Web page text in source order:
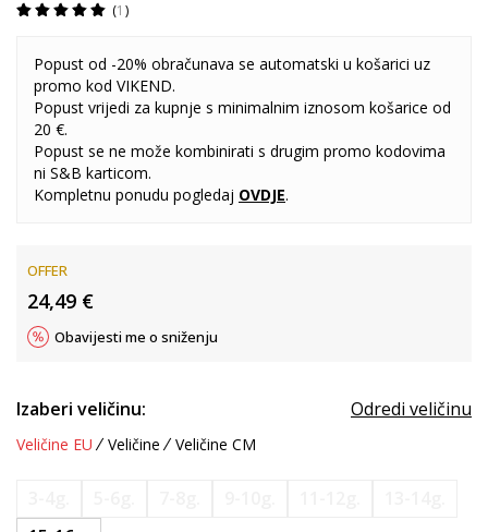
1
Popust od -20% obračunava se automatski u košarici uz
promo kod VIKEND.
Popust vrijedi za kupnje s minimalnim iznosom košarice od
20 €.
Popust se ne može kombinirati s drugim promo kodovima
ni S&B karticom.
Kompletnu ponudu pogledaj OVDJE.
OFFER
24,49 €
Obavijesti me o sniženju
Izaberi veličinu: Odredi veličinu
Veličine EU Veličine Veličine CM